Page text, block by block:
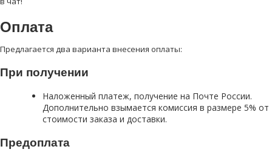
Оплата
Предлагается два варианта внесения оплаты:
При получении
Наложенный платеж, получение на Почте России.
Дополнительно взымается комиссия в размере 5% от
стоимости заказа и доставки.
Предоплата